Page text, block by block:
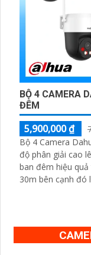
BỘ 4 CAMERA
ĐÊM
5,900,000 ₫
Bộ 4 Camera
độ phân giải cao
ban đêm hiệu
30m bên cạnh đó